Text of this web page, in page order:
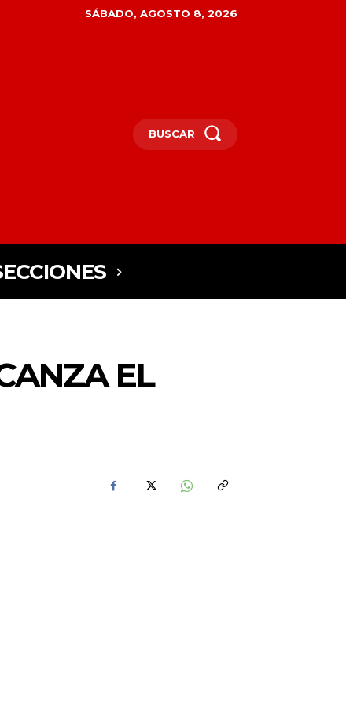
SÁBADO, AGOSTO 8, 2026
BUSCAR
EL